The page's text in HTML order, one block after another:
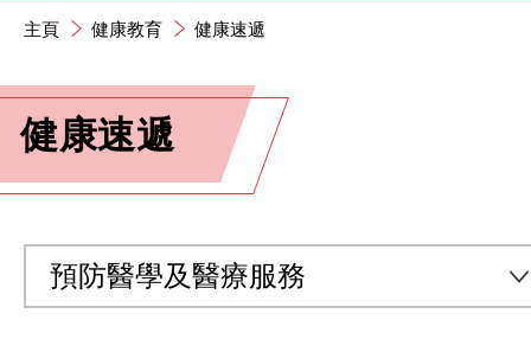
主頁 健康教育 健康速遞
健康速遞
預防醫學及醫療服務